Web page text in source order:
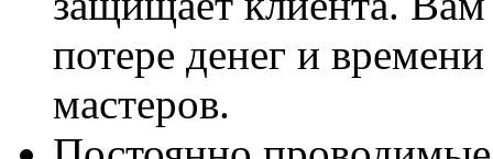
потере денег и
мастеров.